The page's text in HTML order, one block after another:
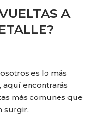
A
es lo más
aquí encontrarás
más comunes que
surgir.